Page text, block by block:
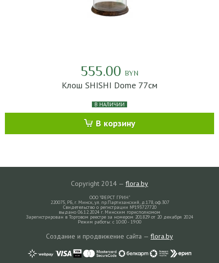
555.00 BYN
Клош SHISHI Dome 77см
В НАЛИЧИИ
В корзину
Copyright 2014 — flora.by
ООО "ФЕРСТ ГРИН"
220075, РБ, г. Минск, ул. пр.Партизанский, д.178, оф.307
Свидетельство о регистрации №193727720
выдано 06.12.2024 г. Минским горисполкомом
Зарегистрирован в Торговом реестре за номером 201829 от 20 декабря 2024
Режим работы: с 10:00 - 19:00
Создание и продвижение сайта — flora.by